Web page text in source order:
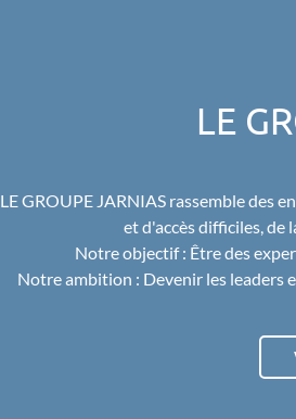
LE
LE GROUPE JARNIAS rassemble des
et d'accès difficiles, de
Notre objectif : Être des
Notre ambition : Devenir les leaders